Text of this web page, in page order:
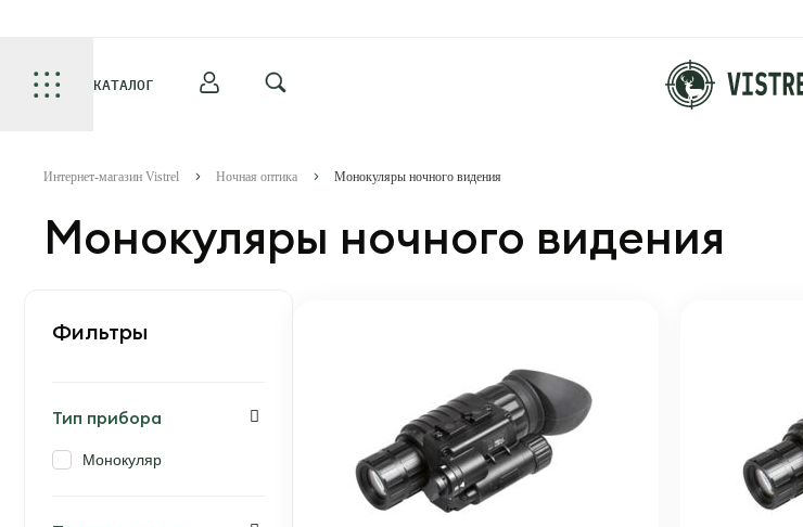
КАТАЛОГ
Интернет-магазин Vistrel Ночная оптика Монокуляры ночного видения
Монокуляры ночного видения
Фильтры
Тип прибора
Монокуляр